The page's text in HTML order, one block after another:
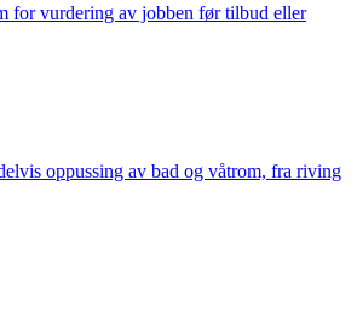
for vurdering av jobben før tilbud eller
oppussing av bad og våtrom, fra riving